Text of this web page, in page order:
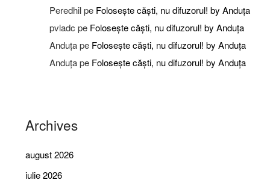
Peredhilpe Folosește căști, nu difuzorul! by Anduța
pvladc pe Folosește căști, nu difuzorul! by Anduța
Anduțape Folosește căști, nu difuzorul! by Anduța
Anduțape Folosește căști, nu difuzorul! by Anduța
Archives
august 2026
iulie 2026